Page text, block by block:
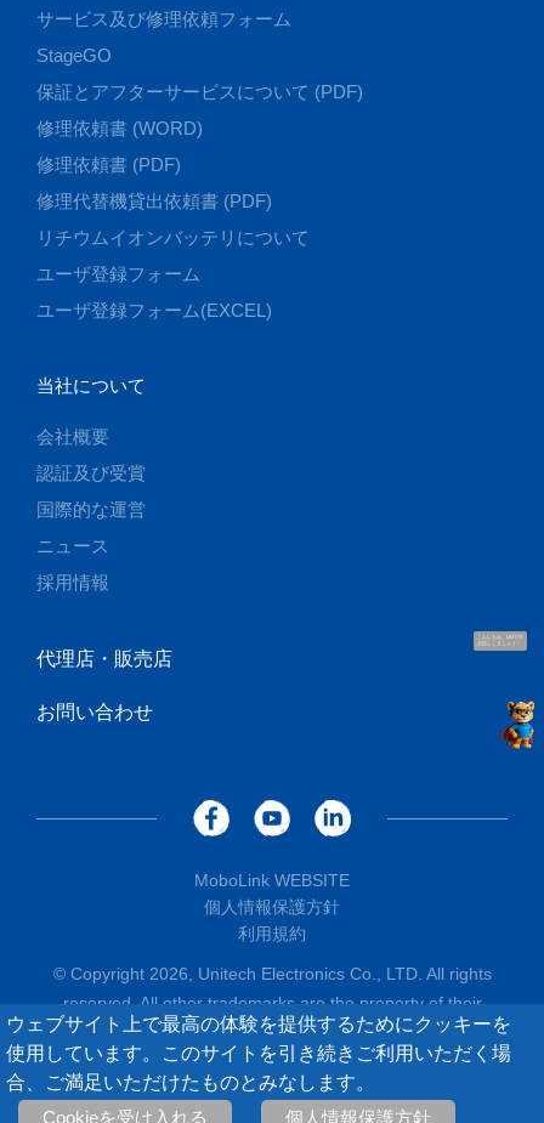
こんにちは、UUです
お話ししましょう！
ウェブサイト上で最高の体験を提供するためにクッキーを
使用しています。このサイトを引き続きご利用いただく場
合、ご満足いただけたものとみなします。
Cookieを受け入れる
個人情報保護方針
0 / 5
比較する
サービス及び修理依頼フォーム
StageGO
保証とアフターサービスについて (PDF)
修理依頼書 (WORD)
修理依頼書 (PDF)
修理代替機貸出依頼書 (PDF)
リチウムイオンバッテリについて
ユーザ登録フォーム
ユーザ登録フォーム(EXCEL)
当社について
会社概要
認証及び受賞
国際的な運営
ニュース
採用情報
代理店・販売店
お問い合わせ
MoboLink WEBSITE
個人情報保護方針
利用規約
© Copyright 2026, Unitech Electronics Co., LTD. All rights
reserved. All other trademarks are the property of their
respective owners.